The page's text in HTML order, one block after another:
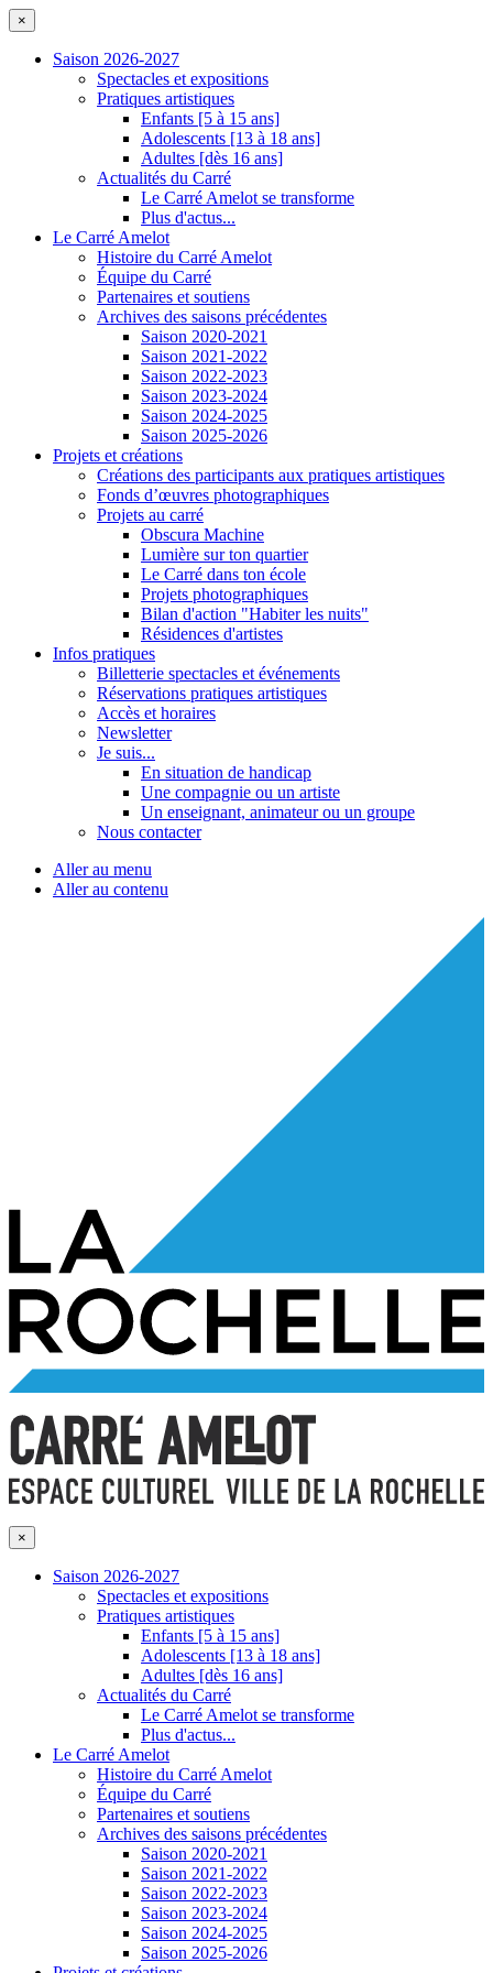
×
Saison 2026-2027
Spectacles et expositions
Pratiques artistiques
Enfants [5 à 15 ans]
Adolescents [13 à 18 ans]
Adultes [dès 16 ans]
Actualités du Carré
Le Carré Amelot se transforme
Plus d'actus...
Le Carré Amelot
Histoire du Carré Amelot
Équipe du Carré
Partenaires et soutiens
Archives des saisons précédentes
Saison 2020-2021
Saison 2021-2022
Saison 2022-2023
Saison 2023-2024
Saison 2024-2025
Saison 2025-2026
Projets et créations
Créations des participants aux pratiques artistiques
Fonds d’œuvres photographiques
Projets au carré
Obscura Machine
Lumière sur ton quartier
Le Carré dans ton école
Projets photographiques
Bilan d'action "Habiter les nuits"
Résidences d'artistes
Infos pratiques
Billetterie spectacles et événements
Réservations pratiques artistiques
Accès et horaires
Newsletter
Je suis...
En situation de handicap
Une compagnie ou un artiste
Un enseignant, animateur ou un groupe
Nous contacter
Aller au menu
Aller au contenu
×
Saison 2026-2027
Spectacles et expositions
Pratiques artistiques
Enfants [5 à 15 ans]
Adolescents [13 à 18 ans]
Adultes [dès 16 ans]
Actualités du Carré
Le Carré Amelot se transforme
Plus d'actus...
Le Carré Amelot
Histoire du Carré Amelot
Équipe du Carré
Partenaires et soutiens
Archives des saisons précédentes
Saison 2020-2021
Saison 2021-2022
Saison 2022-2023
Saison 2023-2024
Saison 2024-2025
Saison 2025-2026